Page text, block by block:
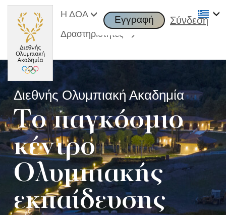
Η ΔΟΑ
Δραστηριότητες
Εγγραφή Σύνδεση
Διεθνής Ολυμπιακή Ακαδημία
Tο παγκόσμιο
κέντρο
Ολυμπιακής
εκπαίδευσης